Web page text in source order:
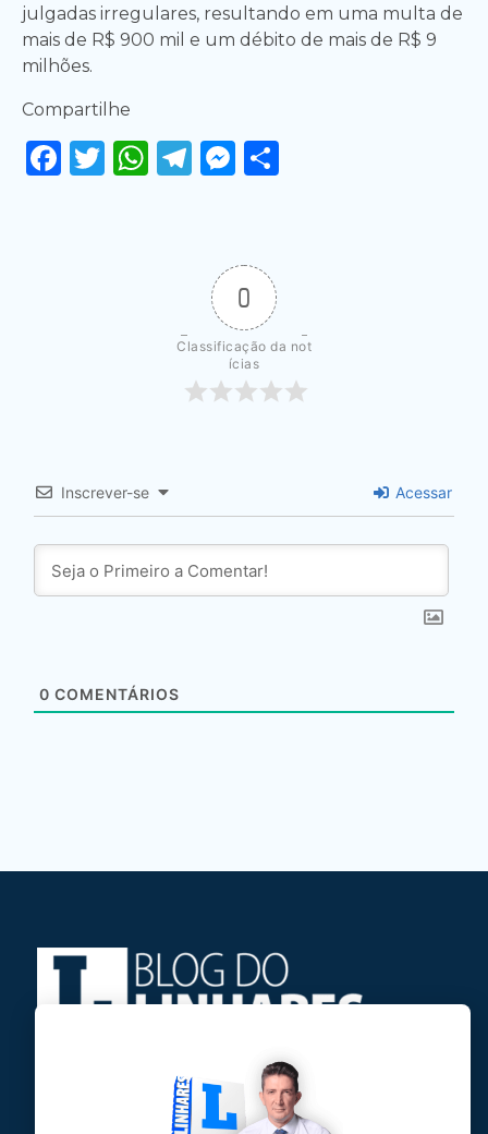
julgadas irregulares, resultando em uma multa de
mais de R$ 900 mil e um débito de mais de R$ 9
milhões.
Compartilhe
Facebook
Twitter
WhatsApp
Telegram
Messenger
0
Classificação da not
ícias
Inscrever-se Acessar
0 COMENTÁRIOS
Jose Linhares Jr é maranhense.
Formado em Jornalismo, estudou filosofia